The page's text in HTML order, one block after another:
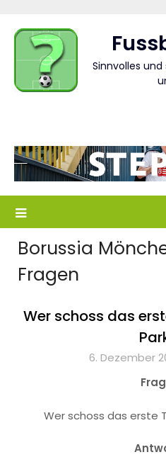
content
Sinnvolles
Borussia
Fragen
Wer schoss das
6. Dezember
Wer schoss das erste